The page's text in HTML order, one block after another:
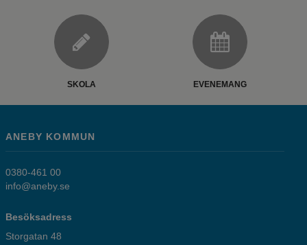
SKOLA EVENEMANG
ANEBY KOMMUN
0380-461 00
info@aneby.se
Besöksadress
Storgatan 48